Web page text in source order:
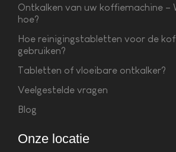
Ontkalken van uw koffiemachine –
hoe?
Hoe reinigingstabletten voor de
gebruiken?
Tabletten of vloeibare ontkalker?
Veelgestelde vragen
Blog
Onze locatie